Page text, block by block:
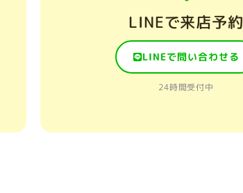
LINEで来店予約
LINEで問い合わせる
24時間受付中